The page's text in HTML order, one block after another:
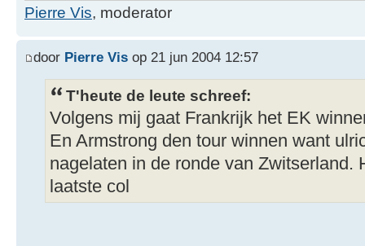
Pierre Vis, moderator
door Pierre Vis op 21 jun 2004 12:57
T'heute de leute schreef:
Volgens mij gaat Frankrijk het EK
En Armstrong den tour winnen want
nagelaten in de ronde van Zwitserland.
laatste col